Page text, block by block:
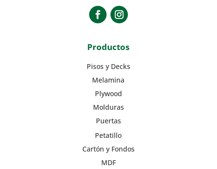
Productos
Pisos y Decks
Melamina
Plywood
Molduras
Puertas
Petatillo
Cartón y Fondos
MDF